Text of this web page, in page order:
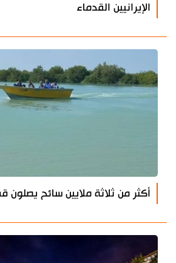
الإيرانيين القدماء
أكثر من ثلاثة ملايين سائح يصلون